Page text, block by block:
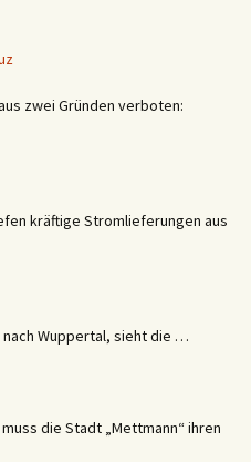
zwei Gründen verboten:
kräftige Stromlieferungen aus
nach Wuppertal, sieht die …
die Stadt „Mettmann“ ihren